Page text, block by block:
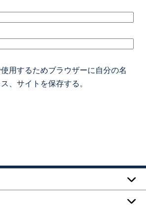
用するためブラウザーに自分の名
、サイトを保存する。